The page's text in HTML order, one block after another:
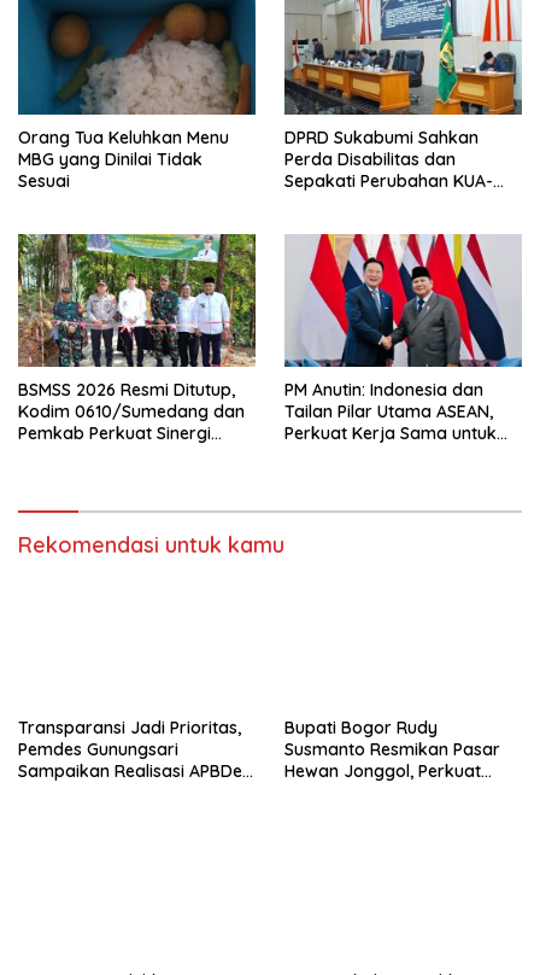
Orang Tua Keluhkan Menu
MBG yang Dinilai Tidak
Sesuai
DPRD Sukabumi Sahkan
Perda Disabilitas dan
Sepakati Perubahan KUA-
BSMSS 2026 Resmi Ditutup,
Kodim 0610/Sumedang dan
Pemkab Perkuat Sinergi
PM Anutin: Indonesia dan
Tailan Pilar Utama ASEAN,
Perkuat Kerja Sama untuk
Rekomendasi untuk kamu
Transparansi Jadi Prioritas,
Pemdes Gunungsari
Sampaikan Realisasi APBDes
Bupati Bogor Rudy
Susmanto Resmikan Pasar
Hewan Jonggol, Perkuat